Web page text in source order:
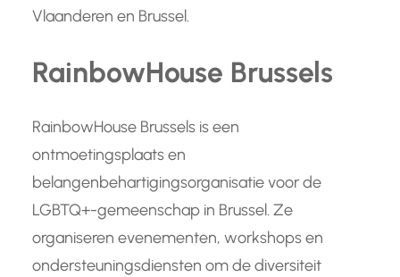
Vlaanderen en Brussel.
RainbowHouse Brussels
RainbowHouse Brussels is een
ontmoetingsplaats en
belangenbehartigingsorganisatie voor de
LGBTQ+-gemeenschap in Brussel. Ze
organiseren evenementen, workshops en
ondersteuningsdiensten om de diversiteit